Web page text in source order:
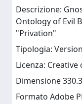
Descrizione:
Ontology of Evil
"Privation"
Tipologia:
Licenza:
Dimensione
Formato Adobe